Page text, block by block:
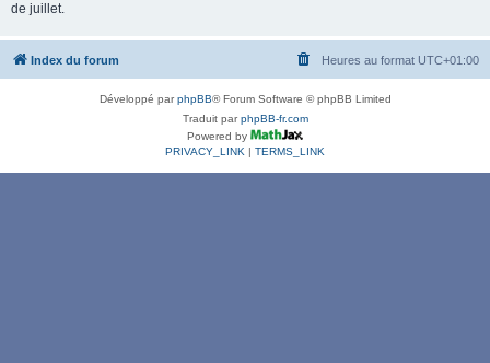
c
de juillet.
Index du forum Heures au format UTC+01:00
Développé parphpBB® Forum Software © phpBB Limited
Traduit parphpBB-fr.com
Powered by
PRIVACY_LINK | TERMS_LINK